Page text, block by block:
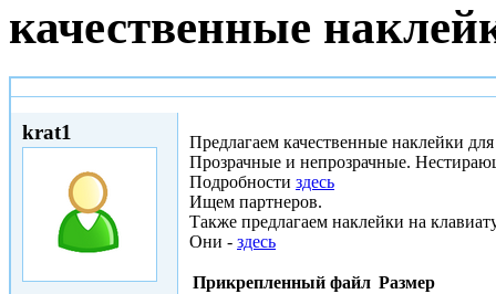
качественные
krat1
Предлагаем качественные наклейки
Прозрачные и непрозрачные.
Подробности здесь
Ищем партнеров.
Также предлагаем наклейки на
Они - здесь
Прикрепленный файл Размер